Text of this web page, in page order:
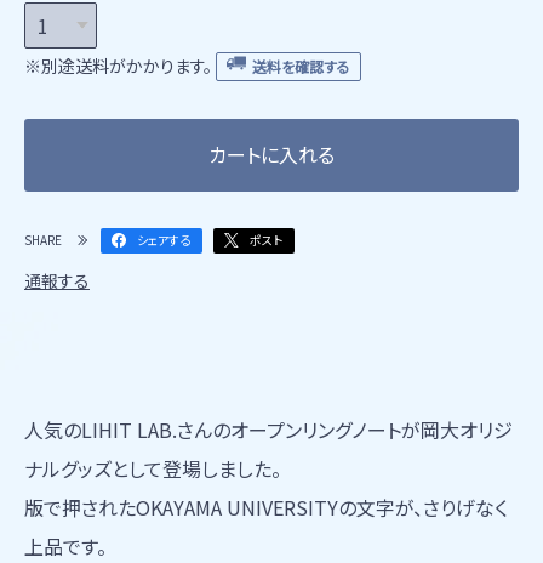
※別途送料がかかります。 送料を確認する
カートに入れる
SHARE シェアする ポスト
通報する
人気のLIHIT LAB.さんのオープンリングノートが岡大オリジ
ナルグッズとして登場しました。
版で押されたOKAYAMA UNIVERSITYの文字が、さりげなく
上品です。